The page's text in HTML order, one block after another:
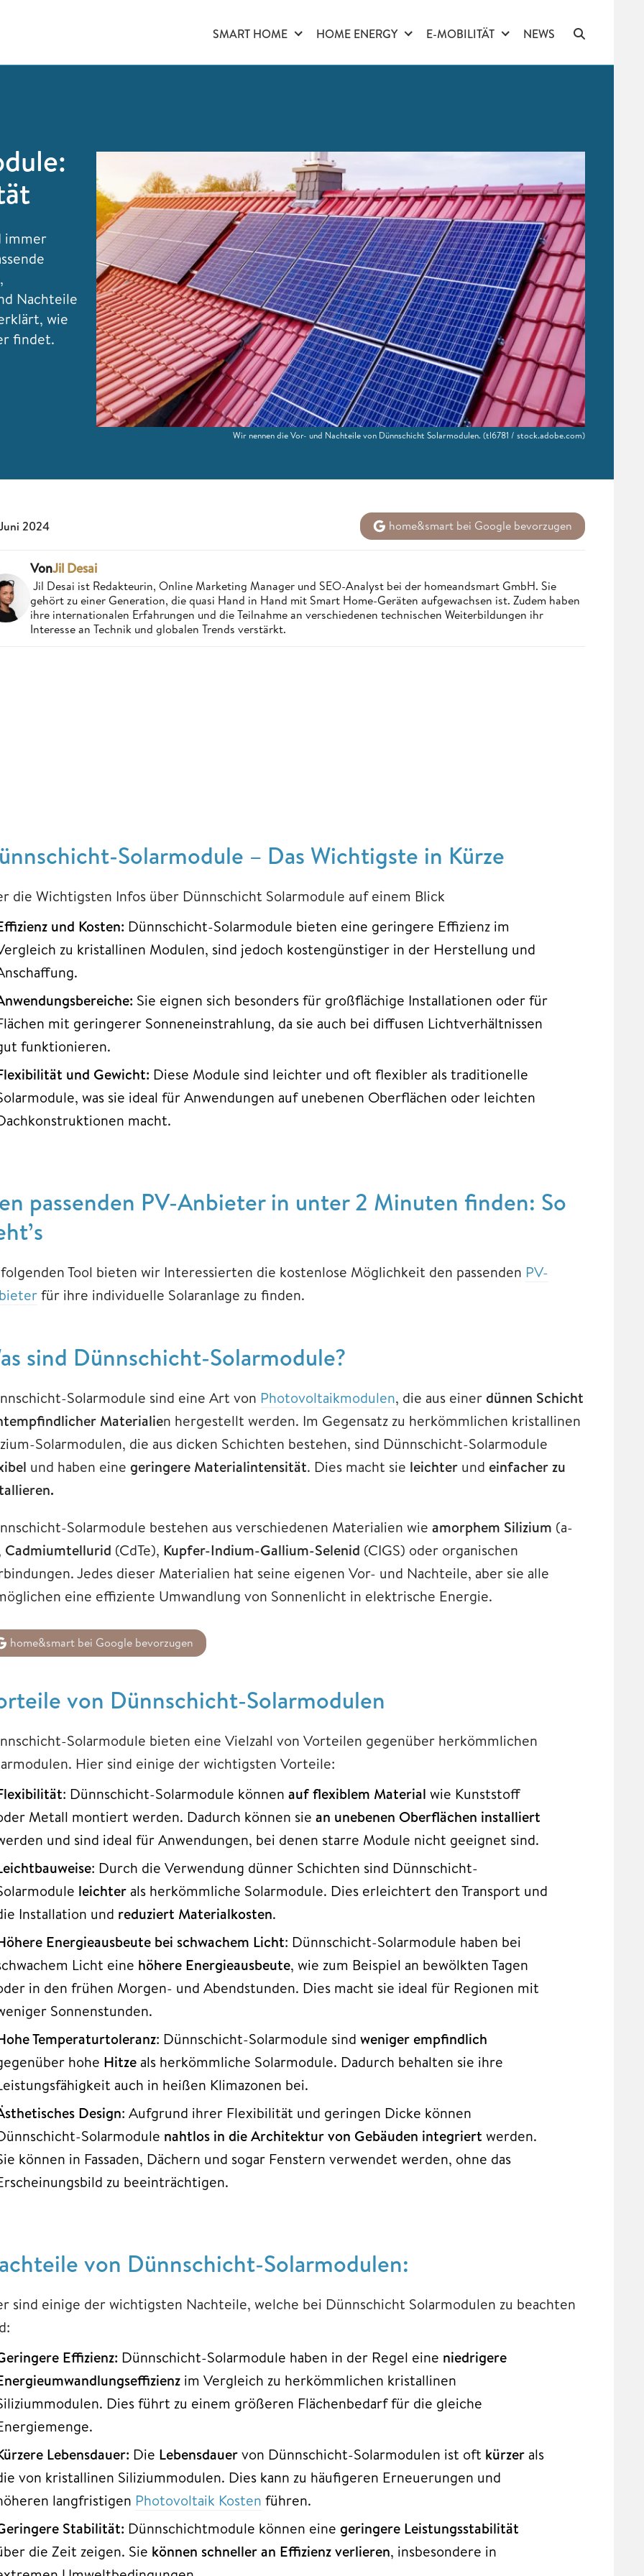
SMART HOME HOME ENERGY E-MOBILITÄT NEWS
immer
Nachteile
wie
findet.
Wir nennen die Vor- und Nachteile von Dünnschicht Solarmodulen.(tl6781 / stock.adobe.com)
2024 home&smart bei Google bevorzugen
VonJil Desai
Jil Desai ist Redakteurin, Online Marketing Manager und SEO-Analyst bei der homeandsmart GmbH. Sie
gehört zu einer Generation, die quasi Hand in Hand mit Smart Home-Geräten aufgewachsen ist. Zudem haben
ihre internationalen Erfahrungen und die Teilnahme an verschiedenen technischen Weiterbildungen ihr
Interesse an Technik und globalen Trends verstärkt.
Solarmodule – Das Wichtigste in Kürze
die Wichtigsten Infos über Dünnschicht Solarmodule auf einem Blick
und Kosten: Dünnschicht-Solarmodule bieten eine geringere Effizienz im
zu kristallinen Modulen, sind jedoch kostengünstiger in der Herstellung und
Sie eignen sich besonders für großflächige Installationen oder für
mit geringerer Sonneneinstrahlung, da sie auch bei diffusen Lichtverhältnissen
funktionieren.
und Gewicht: Diese Module sind leichter und oft flexibler als traditionelle
was sie ideal für Anwendungen auf unebenen Oberflächen oder leichten
macht.
passenden PV-Anbieter in unter 2 Minuten finden: So
Tool bieten wir Interessierten die kostenlose Möglichkeit den passenden PV-
für ihre individuelle Solaranlage zu finden.
sind Dünnschicht-Solarmodule?
Solarmodule sind eine Art von Photovoltaikmodulen, die aus einer dünnen Schicht
Materialien hergestellt werden. Im Gegensatz zu herkömmlichen kristallinen
Solarmodulen, die aus dicken Schichten bestehen, sind Dünnschicht-Solarmodule
und haben eine geringere Materialintensität. Dies macht sie leichter und einfacher zu
Solarmodule bestehen aus verschiedenen Materialien wie amorphem Silizium (a-
Cadmiumtellurid (CdTe), Kupfer-Indium-Gallium-Selenid (CIGS) oder organischen
Jedes dieser Materialien hat seine eigenen Vor- und Nachteile, aber sie alle
eine effiziente Umwandlung von Sonnenlicht in elektrische Energie.
home&smart bei Google bevorzugen
von Dünnschicht-Solarmodulen
Solarmodule bieten eine Vielzahl von Vorteilen gegenüber herkömmlichen
Hier sind einige der wichtigsten Vorteile:
: Dünnschicht-Solarmodule können auf flexiblem Material wie Kunststoff
Metall montiert werden. Dadurch können sie an unebenen Oberflächen installiert
und sind ideal für Anwendungen, bei denen starre Module nicht geeignet sind.
: Durch die Verwendung dünner Schichten sind Dünnschicht-
leichter als herkömmliche Solarmodule. Dies erleichtert den Transport und
Installation und reduziert Materialkosten.
Energieausbeute bei schwachem Licht: Dünnschicht-Solarmodule haben bei
Licht eine höhere Energieausbeute, wie zum Beispiel an bewölkten Tagen
in den frühen Morgen- und Abendstunden. Dies macht sie ideal für Regionen mit
Sonnenstunden.
Temperaturtoleranz: Dünnschicht-Solarmodule sind weniger empfindlich
hohe Hitze als herkömmliche Solarmodule. Dadurch behalten sie ihre
auch in heißen Klimazonen bei.
Design: Aufgrund ihrer Flexibilität und geringen Dicke können
Solarmodule nahtlos in die Architektur von Gebäuden integriert werden.
können in Fassaden, Dächern und sogar Fenstern verwendet werden, ohne das
zu beeinträchtigen.
von Dünnschicht-Solarmodulen:
sind einige der wichtigsten Nachteile, welche bei Dünnschicht Solarmodulen zu beachten
Effizienz: Dünnschicht-Solarmodule haben in der Regel eine niedrigere
im Vergleich zu herkömmlichen kristallinen
Dies führt zu einem größeren Flächenbedarf für die gleiche
Lebensdauer: Die Lebensdauervon Dünnschicht-Solarmodulen ist oft kürzer als
von kristallinen Siliziummodulen. Dies kann zu häufigeren Erneuerungen und
langfristigen Photovoltaik Kosten führen.
Stabilität: Dünnschichtmodule können eine geringere Leistungsstabilität
die Zeit zeigen. Sie können schneller an Effizienz verlieren, insbesondere in